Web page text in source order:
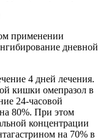
применении
дневной
4 дней лечения.
кишки омепразол в
24‑часовой
80%. При этом
концентрации
на 70% в